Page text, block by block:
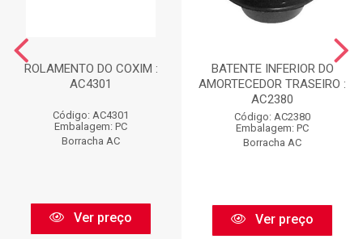
ROLAMENTO DO COXIM :
AC4301
Código: AC4301
Embalagem: PC
Borracha AC
Ver preço
BATENTE INFERIOR DO
AMORTECEDOR TRASEIRO :
AC2380
Código: AC2380
Embalagem: PC
Borracha AC
Ver preço